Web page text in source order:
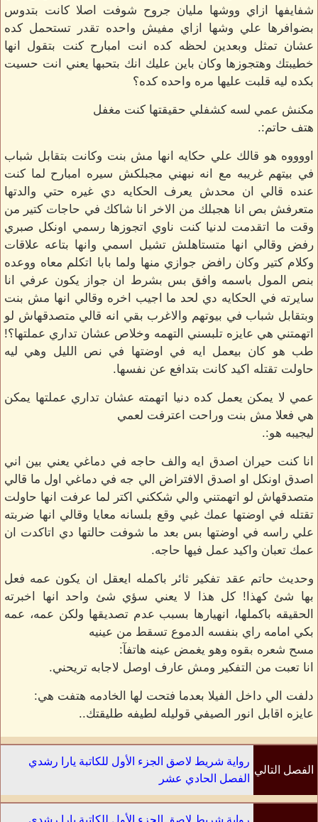
شفايفها ازاي ووشها مليان جروح شوفت اصلا كانت بتدوس
بضوافرها علي وشها ازاي مفيش واحده تقدر تستحمل كده
عشان تمثل وبعدين لحظه كده انت امبارح كنت بتقول انها
خطيبتك وهتجوزها وكان باين عليك انك بتحبها يعني انت حسيت
بكده ليه قلبت عليها مره واحده كده؟
مكنش عمي لسه كشفلي حقيقتها كنت مغفل
هتف حاتم:.
اووووه هو قالك علي حكايه انها مش بنت وكانت بتقابل شباب
في بيتهم غريبه مع انه نبهني مجبلكش سيره امبارح لما كنت
عنده قالي ان محدش يعرف الحكايه دي غيره حتي والدتها
متعرفش بص انا هجبلك من الاخر انا شاكك في حاجات كتير من
وقت ما اتقدمت لدنيا كنت ناوي اتجوزها رسمي اونكل صبري
رفض وقالي انها متستاهلش تشيل اسمي وانها بتاعه علاقات
وكلام كتير وكان رافض جوازي منها ولما بابا اتكلم معاه ووعده
بنص المول باسمه وافق بس بشرط ان جواز يكون عرفي انا
سايرته في الحكايه دي لحد ما اجيب اخره وقالي انها مش بنت
وبتقابل شباب في بيوتهم والاغرب بقي انه قالي متصدقهاش لو
اتهمتني هي عايزه تلبسني التهمه وخلاص عشان تداري عملتها؟!
طب هو كان بيعمل ايه في اوضتها في نص الليل وهي ليه
حاولت تقتله اكيد كانت بتدافع عن نفسها.
عمي لا يمكن يعمل كده دنيا اتهمته عشان تداري عملتها يمكن
هي فعلا مش بنت وراحت اعترفت لعمي
ليجيبه هو:.
انا كنت حيران اصدق ايه والف حاجه في دماغي يعني بين اني
اصدق اونكل او اصدق الافتراض الي جه في دماغي اول ما قالي
متصدقهاش لو اتهمتني والي شككني اكتر لما عرفت انها حاولت
تقتله في اوضتها عمك غبي وقع بلسانه معايا وقالي انها ضربته
علي راسه في اوضتها بس بعد ما شوفت حالتها دي اتاكدت ان
عمك تعبان واكيد عمل فيها حاجه.
وحديث حاتم عقد تفكير ثائر باكمله ايعقل ان يكون عمه فعل
بها شئ كهذا! كل هذا لا يعني سؤي شئ واحد انها اخبرته
الحقيقه باكملها، انهيارها بسبب عدم تصديقها ولكن عمه، عمه
بكي امامه راي بنفسه الدموع تسقط من عينيه
مسح شعره بقوه وهو يغمض عينه هاتفآ:
انا تعبت من التفكير ومش عارف اوصل لاجابه تريحني.
دلفت الي داخل الفيلا بعدما فتحت لها الخادمه هتفت هي:
عايزه اقابل انور الصيفي قوليله لطيفه طليقتك..
الفصل التالي
رواية شريط لاصق الجزء الأول للكاتبة يارا رشدي
الفصل الحادي عشر
رواية شريط لاصق الجزء الأول للكاتبة يارا رشدي